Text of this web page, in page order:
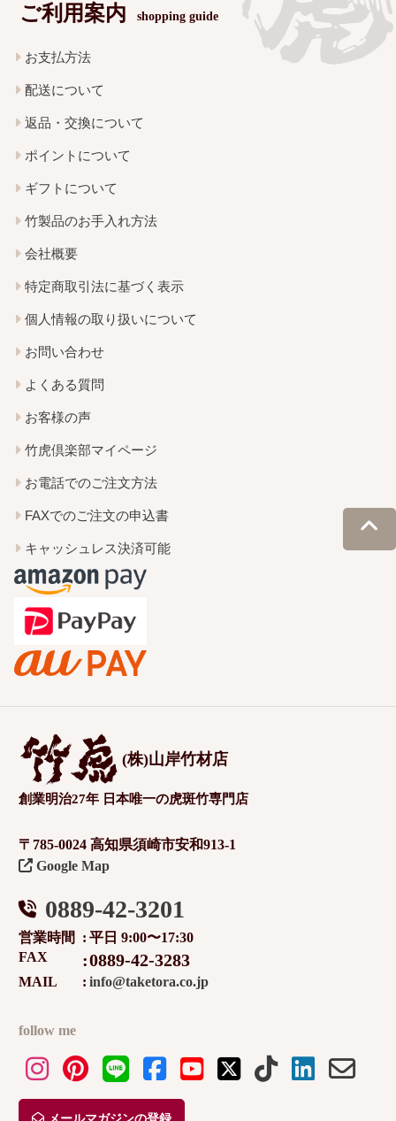
ご利用案内 shopping guide
お支払方法
配送について
返品・交換について
ポイントについて
ギフトについて
竹製品のお手入れ方法
会社概要
特定商取引法に基づく表示
個人情報の取り扱いについて
お問い合わせ
よくある質問
お客様の声
竹虎倶楽部マイページ
お電話でのご注文方法
FAXでのご注文の申込書
キャッシュレス決済可能
(株)山岸竹材店
創業明治27年 日本唯一の虎斑竹専門店
〒785-0024 高知県須崎市安和913-1
Google Map
0889-42-3201
営業時間
平日 9:00〜17:30
FAX
0889-42-3283
MAIL info@taketora.co.jp
follow me